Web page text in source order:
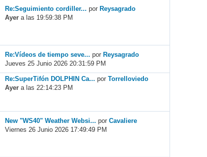
Re:Seguimiento cordiller... por Reysagrado
Ayer a las 19:59:38 PM
Re:Vídeos de tiempo seve... porReysagrado
Jueves 25 Junio 2026 20:31:59 PM
Re:SuperTifón DOLPHIN Ca... porTorrelloviedo
Ayer a las 22:14:23 PM
New "WS40" Weather Websi... porCavaliere
Viernes 26 Junio 2026 17:49:49 PM